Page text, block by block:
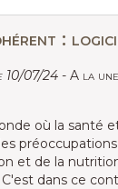
:
10/07/24 - A la
où la santé
et de la
dans ce